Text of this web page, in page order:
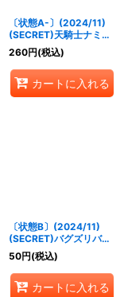
〔状態A-〕(2024/11)
(SECRET)天騎士ナミテ
ントウ(BSC44収録)
【C-SEC】{BS49-
026}《緑》
260円(税込)
カートに入れる
〔状態B〕(2024/11)
(SECRET)バグズリバー
ス【C-SEC】{BSC44-
RV008}《緑》
50円(税込)
カートに入れる